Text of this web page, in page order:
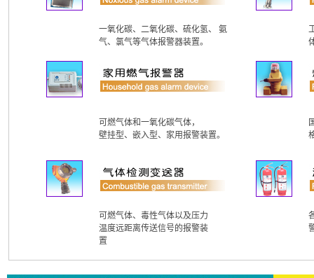
一氧化碳、二氧化碳、硫化氢、 氨
气、氯气等气体报警器装置。
可燃气体和一氧化碳气体，
壁挂型、嵌入型、家用报警装置。
可燃气体、毒性气体以及压力
温度远距离传送信号的报警装
置